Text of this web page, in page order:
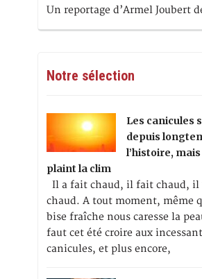
Un reportage d’Armel Joubert
Notre sélection
Les canicules
depuis
l’histoire,
plaint la clim
Il a fait chaud, il fait chaud, il
chaud. A tout moment, même
bise fraîche nous caresse la
faut cet été croire aux
canicules, et plus encore,